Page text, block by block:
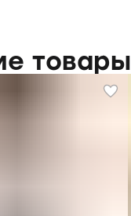
товары